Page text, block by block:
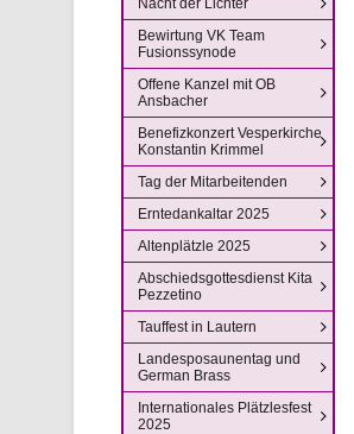
Bewirtung VK Team
Fusionssynode
Offene Kanzel mit OB
Ansbacher
Benefizkonzert Vesperkirche
Konstantin Krimmel
Tag der Mitarbeitenden
Erntedankaltar 2025
Altenplätzle 2025
Abschiedsgottesdienst Kita
Pezzetino
Tauffest in Lautern
Landesposaunentag und
German Brass
Internationales Plätzlesfest
2025